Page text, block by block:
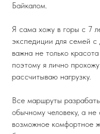
Байкалом.
Я сама хожу в горы с 7
экспедиции для семей
важна не только
поэтому я лично
рассчитываю нагрузку.
Все маршруты
обычному человеку, а
возможное комфортное